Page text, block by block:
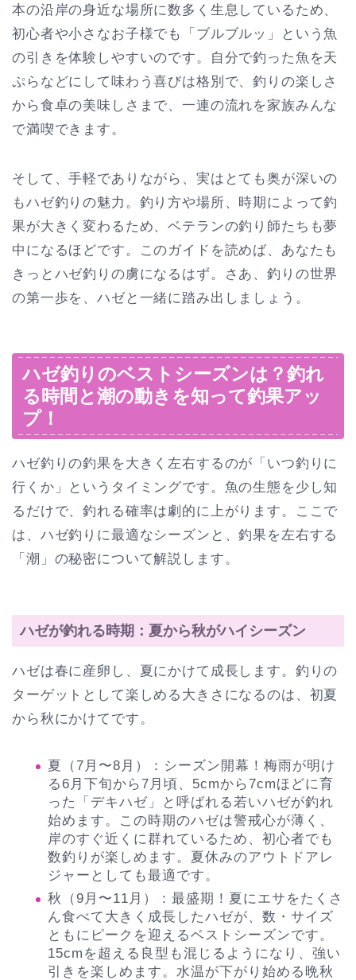
本の沿岸の身近な場所に数多く生息しているため、
初心者や小さなお子様でも「ブルブルッ」という魚
の引きを体験しやすいのです。自分で釣った魚を天
ぷらなどにして味わう喜びは格別で、釣りの楽しさ
から食卓の美味しさまで、一連の流れを家族みんな
で満喫できます。
そして、手軽でありながら、実はとても奥が深いの
もハゼ釣りの魅力。釣り方や場所、時期によって釣
果が大きく変わるため、ベテランの釣り師たちも夢
中になるほどです。このガイドを読めば、あなたも
きっとハゼ釣りの虜になるはず。さあ、釣りの世界
の第一歩を、ハゼと一緒に踏み出しましょう。
ハゼ釣りのベストシーズンは？釣れ
る時間と潮の動きを知って釣果アッ
プ！
ハゼ釣りの釣果を大きく左右するのが「いつ釣りに
行くか」というタイミングです。魚の生態を少し知
るだけで、釣れる確率は劇的に上がります。ここで
は、ハゼ釣りに最適なシーズンと、釣果を左右する
「潮」の秘密について解説します。
ハゼが釣れる時期：夏から秋がハイシーズン
ハゼは春に産卵し、夏にかけて成長します。釣りの
ターゲットとして楽しめる大きさになるのは、初夏
から秋にかけてです。
夏（7月〜8月）：シーズン開幕！梅雨が明け
る6月下旬から7月頃、5cmから7cmほどに育
った「デキハゼ」と呼ばれる若いハゼが釣れ
始めます。この時期のハゼは警戒心が薄く、
岸のすぐ近くに群れているため、初心者でも
数釣りが楽しめます。夏休みのアウトドアレ
ジャーとしても最適です。
秋（9月〜11月）：最盛期！夏にエサをたくさ
ん食べて大きく成長したハゼが、数・サイズ
ともにピークを迎えるベストシーズンです。
15cmを超える良型も混じるようになり、強い
引きを楽しめます。水温が下がり始める晩秋